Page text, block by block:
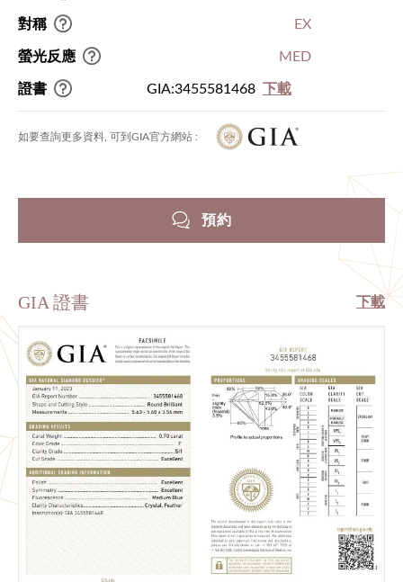
對稱 EX
螢光反應 MED
證書 GIA:3455581468 下載
如要查詢更多資料, 可到GIA官方網站 :
預約
GIA 證書 下載